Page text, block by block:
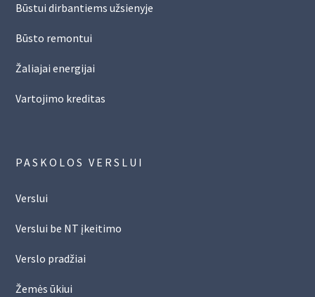
Būstui dirbantiems užsienyje
Būsto remontui
Žaliajai energijai
Vartojimo kreditas
PASKOLOS VERSLUI
Verslui
Verslui be NT įkeitimo
Verslo pradžiai
Žemės ūkiui